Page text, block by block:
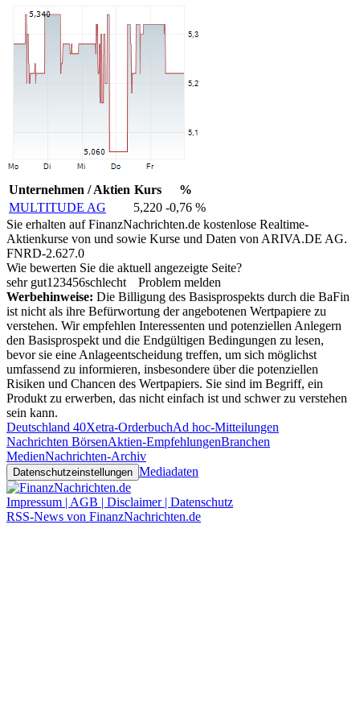
Unternehmen / Aktien Kurs
%
MULTITUDE AG
5,220 -0,76 %
Sie erhalten auf FinanzNachrichten.de kostenlose Realtime-
Aktienkurse von und sowie Kurse und Daten von ARIVA.DE AG.
FNRD-2.627.0
Wie bewerten Sie die aktuell angezeigte Seite?
sehr gut1 23456schlecht
Problem melden
Werbehinweise: Die Billigung des Basisprospekts durch die BaFin
ist nicht als ihre Befürwortung der angebotenen Wertpapiere zu
verstehen. Wir empfehlen Interessenten und potenziellen Anlegern
den Basisprospekt und die Endgültigen Bedingungen zu lesen,
bevor sie eine Anlageentscheidung treffen, um sich möglichst
umfassend zu informieren, insbesondere über die potenziellen
Risiken und Chancen des Wertpapiers. Sie sind im Begriff, ein
Produkt zu erwerben, das nicht einfach ist und schwer zu verstehen
sein kann.
Deutschland 40Xetra-OrderbuchAd hoc-Mitteilungen
Nachrichten BörsenAktien-EmpfehlungenBranchen
MedienNachrichten-Archiv
Datenschutzeinstellungen Mediadaten
Impressum | AGB | Disclaimer | Datenschutz
RSS-News von FinanzNachrichten.de